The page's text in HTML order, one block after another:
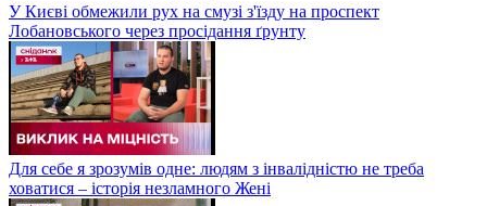
У Києві обмежили рух на смузі з'їзду на проспект
Лобановського через просідання ґрунту
Для себе я зрозумів одне: людям з інвалідністю не треба
ховатися – історія незламного Жені